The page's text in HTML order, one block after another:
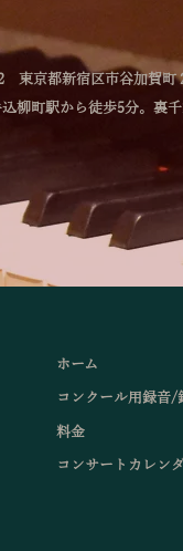
東京都新宿区市谷加賀町
柳町駅から徒歩5分。裏千
ホーム
コンクール用録音/
料金
コンサートカレン